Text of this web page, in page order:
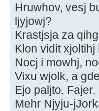
Hruwhov, vesj
ljyjowj?
Krastjsja za
Klon vidit
Nocj i mowhj,
Vixu wjolk, a
Ejo paljto.
Mehr Njyju-